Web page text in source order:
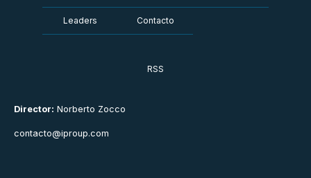
Director: Norberto Zocco
contacto@iproup.com
Leaders Contacto
RSS